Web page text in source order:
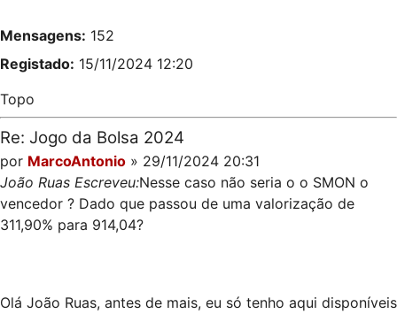
Mensagens: 152
Registado: 15/11/2024 12:20
Topo
Re: Jogo da Bolsa 2024
por MarcoAntonio » 29/11/2024 20:31
João Ruas Escreveu:Nesse caso não seria o o SMON o
vencedor ? Dado que passou de uma valorização de
311,90% para 914,04?
Olá João Ruas, antes de mais, eu só tenho aqui disponíveis